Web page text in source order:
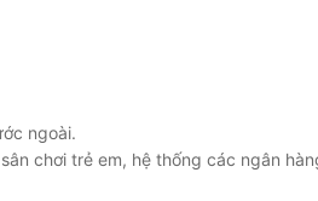
ngoài.
chơi trẻ em, hệ thống các ngân